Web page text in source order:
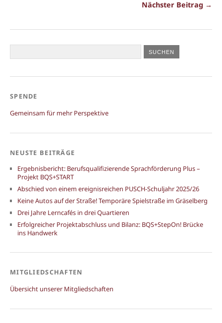
Nächster Beitrag →
SPENDE
Gemeinsam für mehr Perspektive
NEUSTE BEITRÄGE
Ergebnisbericht: Berufsqualifizierende Sprachförderung Plus –
Projekt BQS+START
Abschied von einem ereignisreichen PUSCH-Schuljahr 2025/26
Keine Autos auf der Straße! Temporäre Spielstraße im Gräselberg
Drei Jahre Lerncafés in drei Quartieren
Erfolgreicher Projektabschluss und Bilanz: BQS+StepOn! Brücke
ins Handwerk
MITGLIEDSCHAFTEN
Übersicht unserer Mitgliedschaften